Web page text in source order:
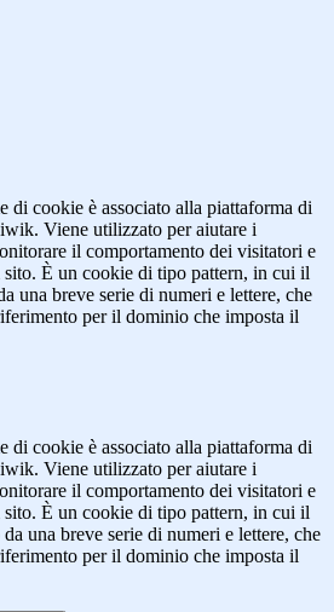
di cookie è associato alla piattaforma di
Viene utilizzato per aiutare i
il comportamento dei visitatori e
sito. È un cookie di tipo pattern, in cui il
una breve serie di numeri e lettere, che
per il dominio che imposta il
di cookie è associato alla piattaforma di
Viene utilizzato per aiutare i
il comportamento dei visitatori e
sito. È un cookie di tipo pattern, in cui il
una breve serie di numeri e lettere, che
per il dominio che imposta il